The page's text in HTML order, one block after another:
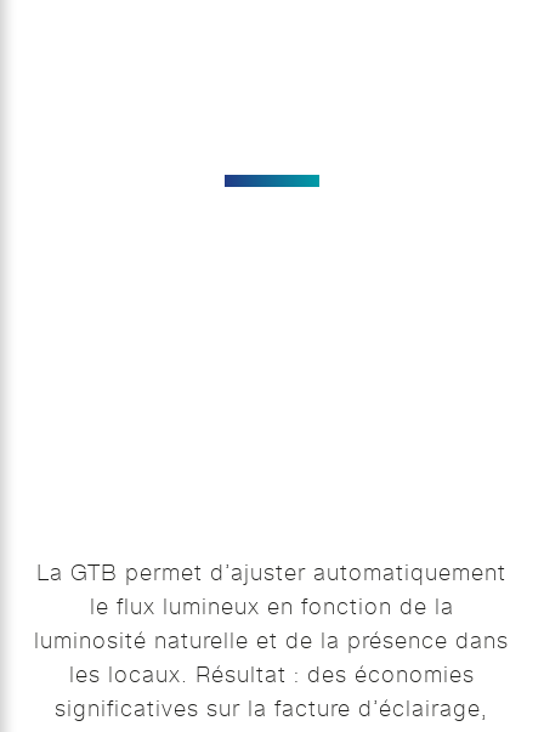
La GTB permet d’ajuster automatiquement
le flux lumineux en fonction de la
luminosité naturelle et de la présence dans
les locaux. Résultat : des économies
significatives sur la facture d’éclairage,